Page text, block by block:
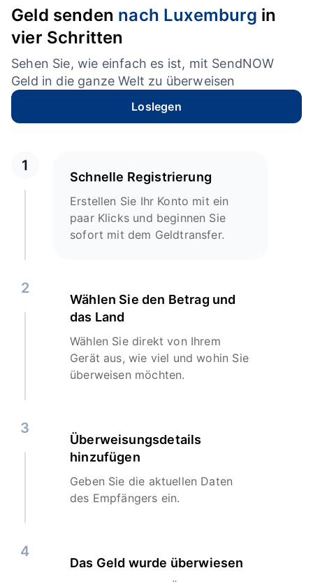
Geld senden nach Luxemburg in
vier Schritten
Sehen Sie, wie einfach es ist, mit SendNOW
Geld in die ganze Welt zu überweisen
Loslegen
1
Schnelle Registrierung
Erstellen Sie Ihr Konto mit ein
paar Klicks und beginnen Sie
sofort mit dem Geldtransfer.
2
Wählen Sie den Betrag und
das Land
Wählen Sie direkt von Ihrem
Gerät aus, wie viel und wohin Sie
überweisen möchten.
3
Überweisungsdetails
hinzufügen
Geben Sie die aktuellen Daten
des Empfängers ein.
4
Das Geld wurde überwiesen